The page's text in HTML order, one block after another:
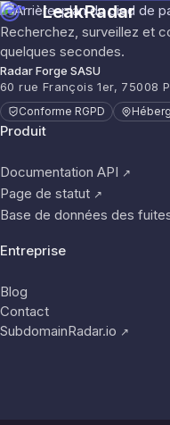
LeakRadar
Recherchez, surveillez et
quelques secondes.
Radar Forge SASU
60 rue François 1er, 75008
Conforme RGPD
Produit
Documentation API ↗
Page de statut ↗
Base de données des
Entreprise
Blog
Contact
SubdomainRadar.io ↗